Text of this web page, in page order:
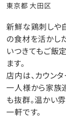
東京都 大田区
新鮮な鶏刺しや
の食材を活かし
いつきてもご飯
ます。
店内は、カウン
一人様から家族
も抜群。温かい
一軒です。